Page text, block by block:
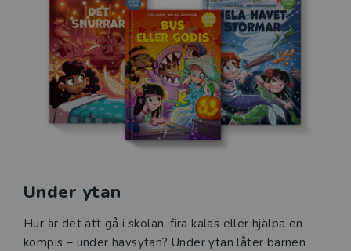
Under ytan
Hur är det att gå i skolan, fira kalas eller hjälpa en
kompis – under havsytan? Under ytan låter barnen